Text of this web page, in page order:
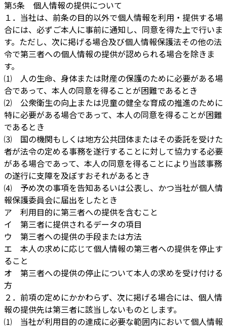
第5条 個人情報の提供について
１．当社は、前条の目的以外で個人情報を利用・提供する場
合には、必ずご本人に事前に通知し、同意を得た上で行いま
す。ただし、次に掲げる場合及び個人情報保護法その他の法
令で第三者への個人情報の提供が認められる場合を除きま
す。
⑴ 人の生命、身体または財産の保護のために必要がある場
合であって、本人の同意を得ることが困難であるとき
⑵ 公衆衛生の向上または児童の健全な育成の推進のために
特に必要がある場合であって、本人の同意を得ることが困難
であるとき
⑶ 国の機関もしくは地方公共団体またはその委託を受けた
者が法令の定める事務を遂行することに対して協力する必要
がある場合であって、本人の同意を得ることにより当該事務
の遂行に支障を及ぼすおそれがあるとき
⑷ 予め次の事項を告知あるいは公表し、かつ当社が個人情
報保護委員会に届出をしたとき
ア 利用目的に第三者への提供を含むこと
イ 第三者に提供されるデータの項目
ウ 第三者への提供の手段または方法
エ 本人の求めに応じて個人情報の第三者への提供を停止す
ること
オ 第三者への提供の停止について本人の求めを受け付ける
方
２．前項の定めにかかわらず、次に掲げる場合には、個人情
報の提供先は第三者に該当しないものとします。
⑴ 当社が利用目的の達成に必要な範囲内において個人情報